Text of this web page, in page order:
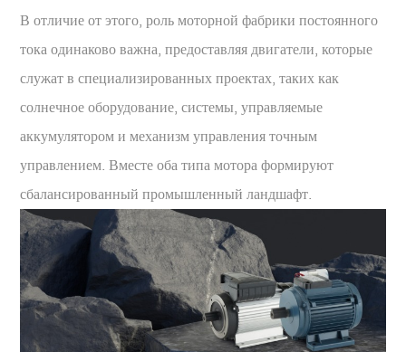
В отличие от этого, роль моторной фабрики постоянного
тока одинаково важна, предоставляя двигатели, которые
служат в специализированных проектах, таких как
солнечное оборудование, системы, управляемые
аккумулятором и механизм управления точным
управлением. Вместе оба типа мотора формируют
сбалансированный промышленный ландшафт.